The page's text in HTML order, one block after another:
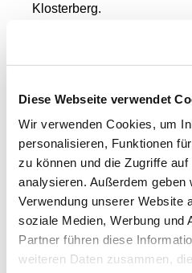
Diese Webseite verwendet
Wir verwenden Cookies, um
personalisieren, Funktionen
zu können und die Zugriffe
analysieren. Außerdem
Verwendung unserer Website
soziale Medien, Werbung und
Partner führen diese
weiteren Daten zusammen,
Klosterberg.
Taizé-Andacht vorbereitet.
Musik und Kerzen in